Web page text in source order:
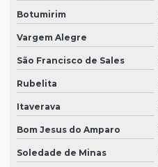
Botumirim
Vargem Alegre
São Francisco de Sales
Rubelita
Itaverava
Bom Jesus do Amparo
Soledade de Minas